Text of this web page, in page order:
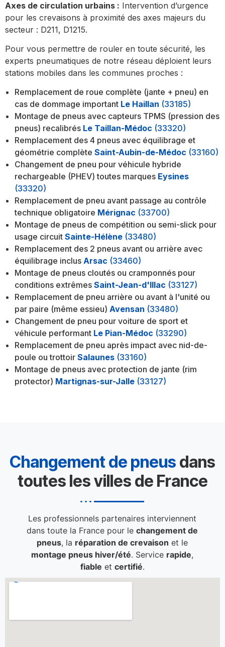
Axes de circulation urbains : Intervention d’urgence
pour les crevaisons à proximité des axes majeurs du
secteur : D211, D1215.
Pour vous permettre de rouler en toute sécurité, les
experts pneumatiques de notre réseau déploient leurs
stations mobiles dans les communes proches :
Remplacement de roue complète (jante + pneu) en
cas de dommage important Le Haillan (33185)
Montage de pneus avec capteurs TPMS (pression des
pneus) recalibrés Le Taillan-Médoc (33320)
Remplacement des 4 pneus avec équilibrage et
géométrie complète Saint-Aubin-de-Médoc (33160)
Changement de pneu pour véhicule hybride
rechargeable (PHEV) toutes marques Eysines
(33320)
Remplacement de pneu avant passage au contrôle
technique obligatoire Mérignac (33700)
Montage de pneus de compétition ou semi-slick pour
usage circuit Sainte-Hélène (33480)
Remplacement des 2 pneus avant ou arrière avec
équilibrage inclus Arsac (33460)
Montage de pneus cloutés ou cramponnés pour
conditions extrêmes Saint-Jean-d'Illac (33127)
Remplacement de pneu arrière ou avant à l'unité ou
par paire (même essieu) Avensan (33480)
Changement de pneu pour voiture de sport et
véhicule performant Le Pian-Médoc (33290)
Remplacement de pneu après impact avec nid-de-
poule ou trottoir Salaunes (33160)
Montage de pneus avec protection de jante (rim
protector) Martignas-sur-Jalle (33127)
Changement de pneus dans
toutes les villes de France
Les professionnels partenaires interviennent
dans toute la France pour lechangement de
pneus, la réparation de crevaison et le
montage pneus hiver/été. Service rapide,
fiable et certifié.